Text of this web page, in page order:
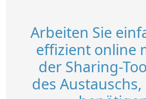
Arbeiten Sie
effizient online
der Sharing-
des Austauschs,